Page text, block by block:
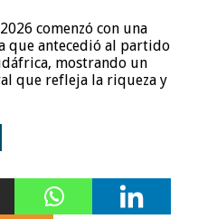
comenzó con una
que antecedió al partido
mostrando un
que refleja la riqueza y